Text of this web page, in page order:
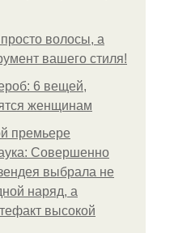
волосы, а
вашего стиля!
6 вещей,
женщинам
премьере
Совершенно
выбрала не
наряд, а
высокой